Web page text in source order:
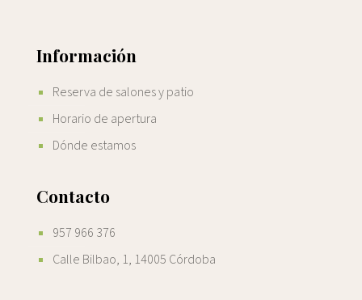
Información
Reserva de salones y patio
Horario de apertura
Dónde estamos
Contacto
957 966 376
Calle Bilbao, 1, 14005 Córdoba